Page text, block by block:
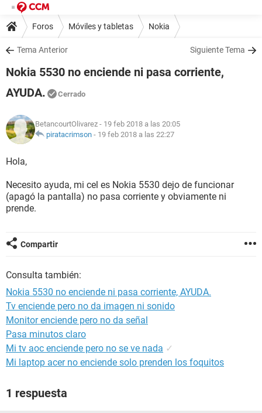
Foros Móviles y tabletas Nokia
Tema Anterior Siguiente Tema
Nokia 5530 no enciende ni pasa corriente,
AYUDA.
Cerrado
BetancourtOlivarez - 19 feb 2018 a las 20:05
piratacrimson - 19 feb 2018 a las 22:27
Hola,
Necesito ayuda, mi cel es Nokia 5530 dejo de funcionar
(apagó la pantalla) no pasa corriente y obviamente ni
prende.
Compartir
Consulta también:
Nokia 5530 no enciende ni pasa corriente, AYUDA.
Tv enciende pero no da imagen ni sonido
Monitor enciende pero no da señal
Pasa minutos claro
Mi tv aoc enciende pero no se ve nada ✓
Mi laptop acer no enciende solo prenden los foquitos
1 respuesta